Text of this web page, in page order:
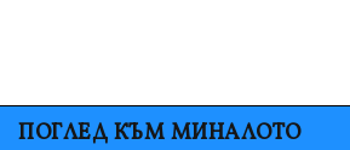
ПОГЛЕД КЪМ МИНАЛОТО